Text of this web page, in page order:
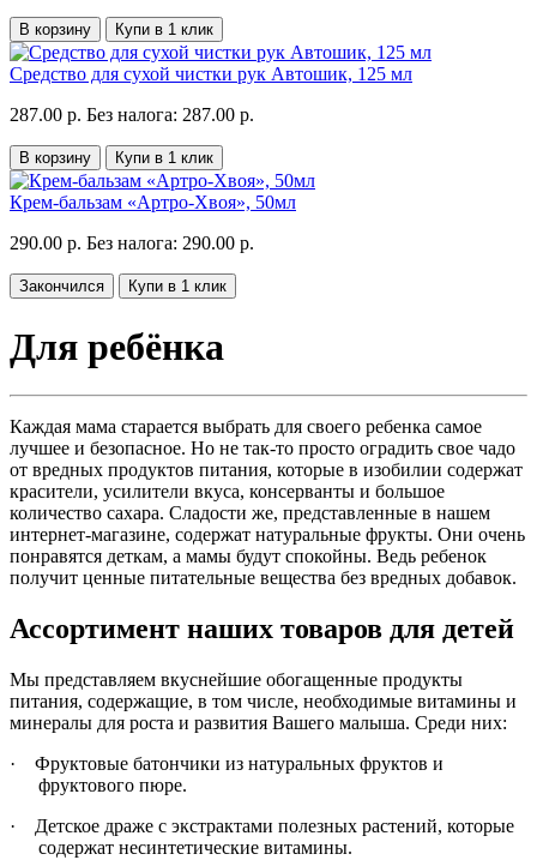
В корзину Купи в 1 клик
Средство для сухой чистки рук Автошик, 125 мл
287.00 р. Без налога: 287.00 р.
В корзину Купи в 1 клик
Крем-бальзам «Артро-Хвоя», 50мл
290.00 р. Без налога: 290.00 р.
Закончился Купи в 1 клик
Для ребёнка
Каждая мама старается выбрать для своего ребенка самое
лучшее и безопасное. Но не так-то просто оградить свое чадо
от вредных продуктов питания, которые в изобилии содержат
красители, усилители вкуса, консерванты и большое
количество сахара. Сладости же, представленные в нашем
интернет-магазине, содержат натуральные фрукты. Они очень
понравятся деткам, а мамы будут спокойны. Ведь ребенок
получит ценные питательные вещества без вредных добавок.
Ассортимент наших товаров для детей
Мы представляем вкуснейшие обогащенные продукты
питания, содержащие, в том числе, необходимые витамины и
минералы для роста и развития Вашего малыша. Среди них:
·
Фруктовые батончики из натуральных фруктов и
фруктового пюре.
·
Детское драже с экстрактами полезных растений, которые
содержат несинтетические витамины.